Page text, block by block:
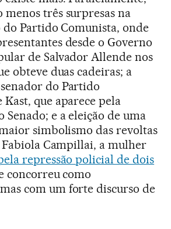
três surpresas na
do Partido Comunista, onde
desde o Governo
de Salvador Allende nos
obteve duas cadeiras; a
do Partido
que aparece pela
e a eleição de uma
simbolismo das revoltas
Fabiola Campillai, a mulher
repressão policial de dois
concorreu como
com um forte discurso de